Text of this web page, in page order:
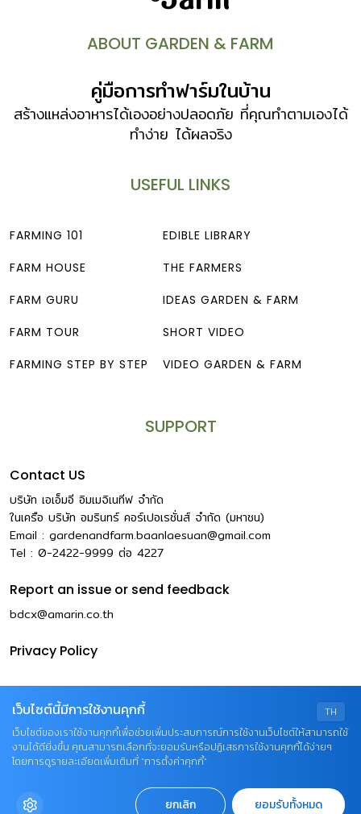
ABOUT GARDEN & FARM
คู่มือการทำฟาร์มในบ้าน
สร้างแหล่งอาหารได้เองอย่างปลอดภัย ที่คุณทำตามเองได้
ทำง่าย ได้ผลจริง
USEFUL LINKS
FARMING 101
FARM HOUSE
FARM GURU
FARM TOUR
FARMING STEP BY STEP
EDIBLE LIBRARY
THE FARMERS
IDEAS GARDEN & FARM
SHORT VIDEO
VIDEO GARDEN & FARM
SUPPORT
Contact US
บริษัท เอเอ็มอี อิมเมจิเนทีฟ จำกัด
ในเครือ บริษัท อมรินทร์ คอร์เปอเรชั่นส์ จำกัด (มหาชน)
Email : gardenandfarm.baanlaesuan@gmail.com
Tel : 0-2422-9999 ต่อ 4227
Report an issue or send feedback
bdcx@amarin.co.th
Privacy Policy
© COPYRIGHT 2026 AME IMAGINATIVE COMPANY
TH
เว็บไซต์นี้มีการใช้งานคุกกี้
เว็บไซต์ของเราใช้งานคุกกี้เพื่อช่วยเพิ่มประสบการณ์การใช้งานเว็บไซต์ให้สามารถใช้
งานได้ดียิ่งขึ้น คุณสามารถเลือกที่จะยอมรับหรือปฏิเสธการใช้งานคุกกี้ได้ง่ายๆ
โดยการดูรายละเอียดเพิ่มเติมที่ “การตั้งค่าคุกกี้”
ยกเลิก ยอมรับทั้งหมด